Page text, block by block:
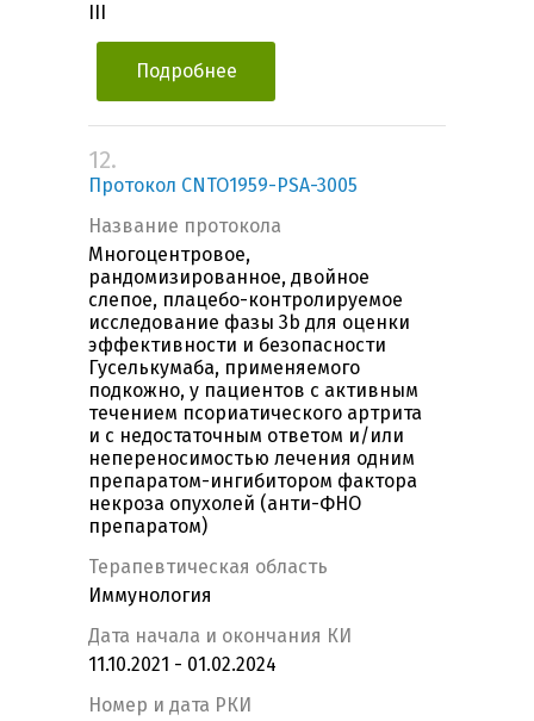
Подробнее
12.
Протокол CNTO1959-PSA-3005
Название протокола
Многоцентровое,
рандомизированное, двойное
слепое, плацебо-контролируемое
исследование фазы 3b для оценки
эффективности и безопасности
Гуселькумаба, применяемого
подкожно, у пациентов с активным
течением псориатического артрита
и с недостаточным ответом и/или
непереносимостью лечения одним
препаратом-ингибитором фактора
некроза опухолей (анти-ФНО
препаратом)
Терапевтическая область
Иммунология
Дата начала и окончания КИ
11.10.2021 - 01.02.2024
Номер и дата РКИ